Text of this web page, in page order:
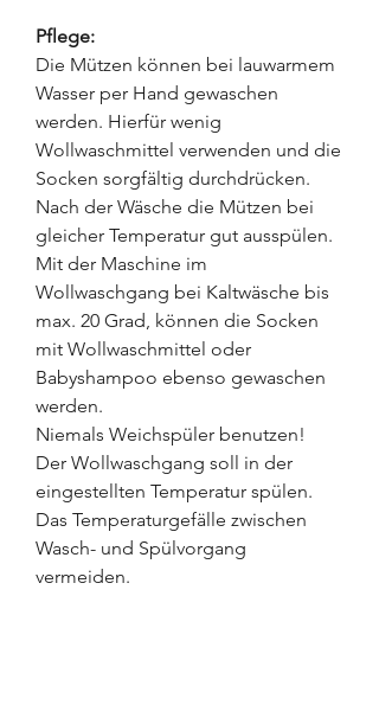
Pflege:
Die Mützen können bei lauwarmem
Wasser per Hand gewaschen
werden. Hierfür wenig
Wollwaschmittel verwenden und die
Socken sorgfältig durchdrücken.
Nach der Wäsche die Mützen bei
gleicher Temperatur gut ausspülen.
Mit der Maschine im
Wollwaschgang bei Kaltwäsche bis
max. 20 Grad, können die Socken
mit Wollwaschmittel oder
Babyshampoo ebenso gewaschen
werden.
Niemals Weichspüler benutzen!
Der Wollwaschgang soll in der
eingestellten Temperatur spülen.
Das Temperaturgefälle zwischen
Wasch- und Spülvorgang
vermeiden.